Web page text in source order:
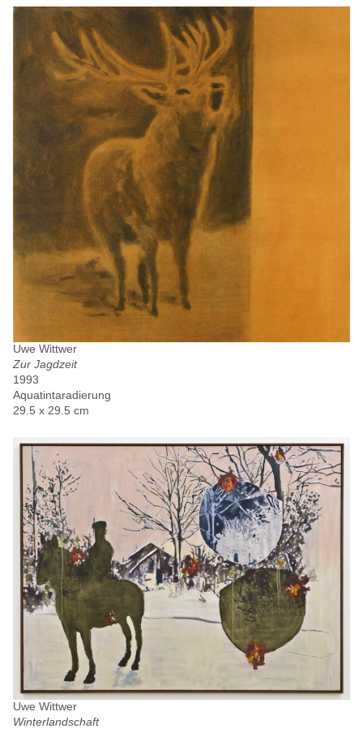
Uwe Wittwer
Zur Jagdzeit
1993
Aquatintaradierung
29.5 x 29.5 cm
Uwe Wittwer
Winterlandschaft